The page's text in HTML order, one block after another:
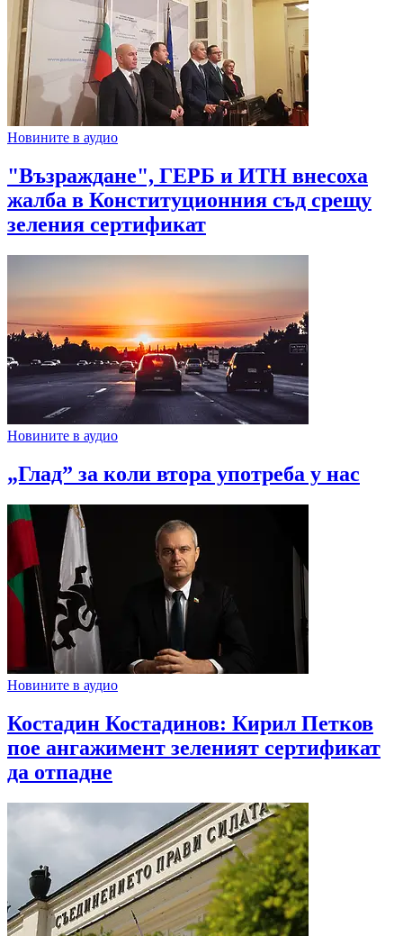
Новините в аудио
"Възраждане", ГЕРБ и ИТН внесоха
жалба в Конституционния съд срещу
зеления сертификат
Новините в аудио
„Глад” за коли втора употреба у нас
Новините в аудио
Костадин Костадинов: Кирил Петков
пое ангажимент зеленият сертификат
да отпадне